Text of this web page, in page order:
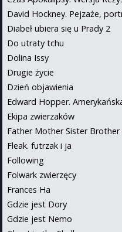
David Hockney. Pejzaże,
Diabeł ubiera się u Prady 2
Do utraty tchu
Dolina Issy
Drugie życie
Dzień objawienia
Edward Hopper.
Ekipa zwierzaków
Father Mother Sister Brother
Fleak. futrzak i ja
Following
Folwark zwierzęcy
Frances Ha
Gdzie jest Dory
Gdzie jest Nemo